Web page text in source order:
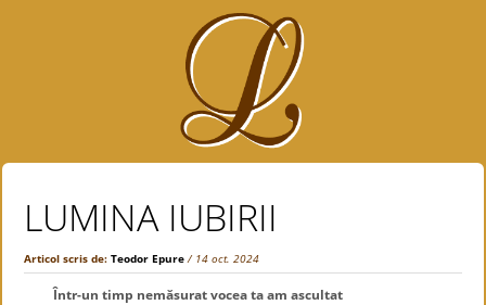
LUMINA IUBIRII
Articol scris de:Teodor Epure / 14 oct. 2024
Într-un timp nemăsurat vocea ta am ascultat